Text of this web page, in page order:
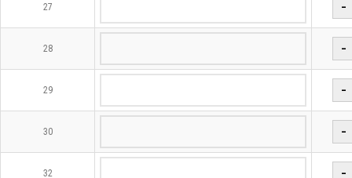
27 −
28 −
29 −
30 −
32 −